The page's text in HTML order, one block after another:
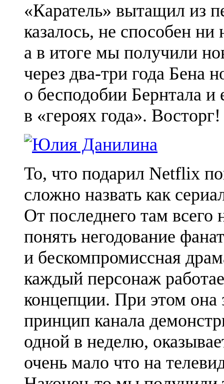
«Каратель» вытащил из
казалось, не способен
а в итоге мы получили
через два-три года Бена
о бесподобии Бернтала
в «героях года». Восторг!
То, что подарил Netflix
сложно назвать как
От последнего там
понять негодование
и бескомпромиссная
каждый персонаж
концепции. При этом она
принцип канала
одной в неделю,
очень мало что на